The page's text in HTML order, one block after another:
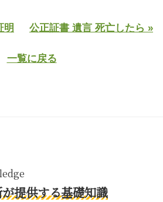
明 公正証書 遺言 死亡したら »
一覧に戻る
提供する基礎知識